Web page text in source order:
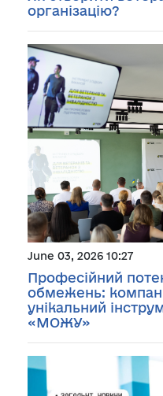
організацію?
June 03, 2026 10:27
Професійний
обмежень:
унікальний
«МОЖУ»